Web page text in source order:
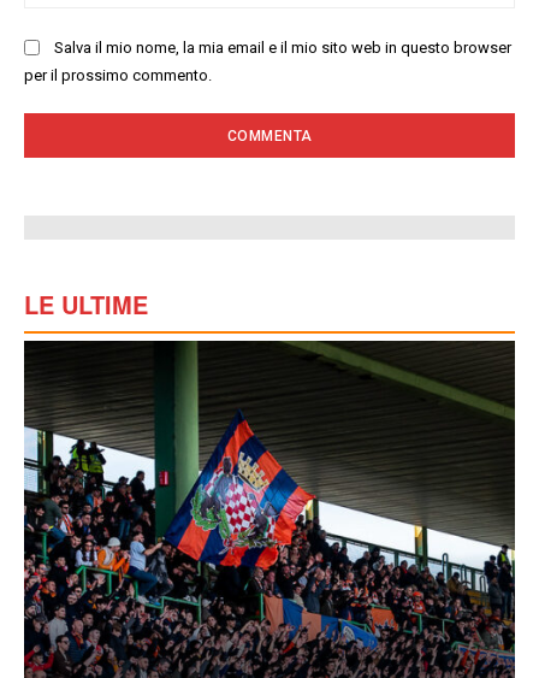
Salva il mio nome, la mia email e il mio sito web in questo browser
per il prossimo commento.
LE ULTIME